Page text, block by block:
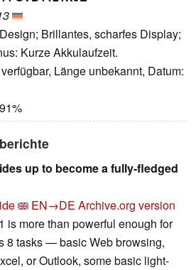
Brillantes, scharfes Display;
Kurze Akkulaufzeit.
Länge unbekannt, Datum:
up to become a fully-fledged
EN→DE Archive.org version
is more than powerful enough for
8 tasks — basic Web browsing,
or Outlook, some basic light-